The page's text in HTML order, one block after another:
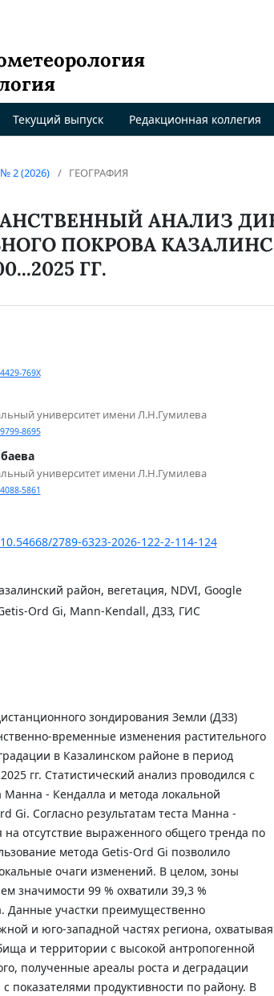
Текущий выпуск Редакционная коллегия
№ 2 (2026) / ГЕОГРАФИЯ
АНАЛИЗ
ПОКРОВА
ГГ.
769X
университет имени Л.Н.Гумилева
8695
университет имени Л.Н.Гумилева
5861
2789-6323-2026-122-2-114-124
район, вегетация, NDVI, Google
Ord Gi, Mann-Kendall, ДЗЗ, ГИС
зондирования Земли (ДЗЗ)
временные изменения растительного
в Казалинском районе в период
гг. Статистический анализ проводился с
- Кендалла и метода локальной
Gi. Согласно результатам теста Манна -
на отсутствие выраженного общего тренда по
метода Getis-Ord Gi позволило
очаги изменений. В целом, зоны
значимости 99 % охватили 39,3 %
Данные участки преимущественно
и юго-западной частях региона, охватывая
и территории с высокой антропогенной
полученные ареалы роста и деградации
показателями продуктивности по району. В